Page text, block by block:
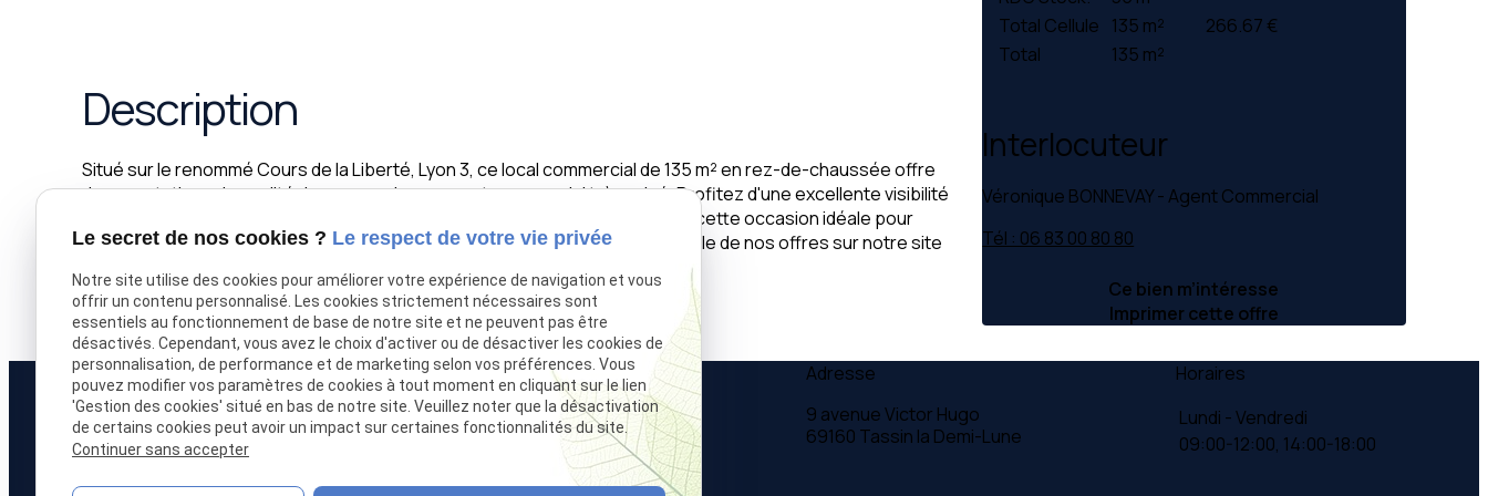
Description
Situé sur le renommé Cours de la Liberté, Lyon 3, ce local commercial de 135 m² en rez-de-chaussée offre
des prestations de qualité dans un environnement commercial très prisé. Profitez d'une excellente visibilité
et d'un emplacement stratégique pour votre activité. Ne laissez pas passer cette occasion idéale pour
développer votre projet ! Loyer 36000 euros/an/HT/HC Découvrez l'ensemble de nos offres sur notre site
Total Cellule 135 m²
266.67 €
Total
135 m²
Interlocuteur
Véronique BONNEVAY - Agent Commercial
Tél : 06 83 00 80 80
Ce bien m’intéresse
Imprimer cette offre
Téléphone
04 37 28 61 56
Adresse
9 avenue Victor Hugo
69160 Tassin la Demi-Lune
Horaires
Lundi - Vendredi
09:00-12:00, 14:00-18:00
Le secret de nos cookies ? Le respect de votre vie privée
Notre site utilise des cookies pour améliorer votre expérience de navigation et vous
offrir un contenu personnalisé. Les cookies strictement nécessaires sont
essentiels au fonctionnement de base de notre site et ne peuvent pas être
désactivés. Cependant, vous avez le choix d'activer ou de désactiver les cookies de
personnalisation, de performance et de marketing selon vos préférences. Vous
pouvez modifier vos paramètres de cookies à tout moment en cliquant sur le lien
'Gestion des cookies' situé en bas de notre site. Veuillez noter que la désactivation
de certains cookies peut avoir un impact sur certaines fonctionnalités du site.
Continuer sans accepter